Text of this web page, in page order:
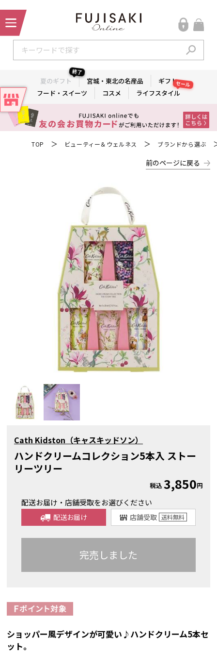
夏のギフト
終了
宮城・東北の名産品
ギフト
フード・スイーツ
コスメ ライフスタイル
セール
TOP ＞ ビューティー＆ウェルネス ＞ ブランドから選ぶ
前のページに戻る
Cath Kidston（キャスキッドソン）
ハンドクリームコレクション5本入 ストー
リーツリー
税込3,850円
配送お届け・店舗受取をお選びください
配送お届け 店舗受取 送料無料
完売しました
ショッパー風デザインが可愛い♪ハンドクリーム5本セ
ット。